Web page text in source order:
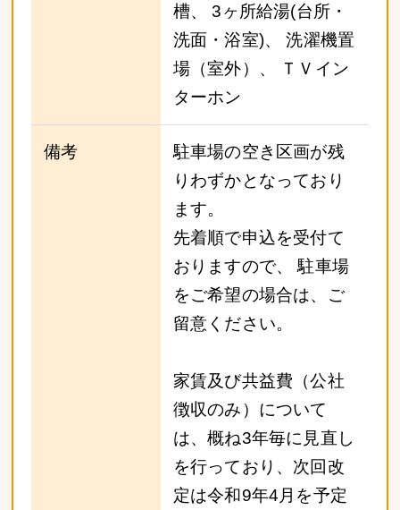
槽、 3ヶ所給湯(台所・
洗面・浴室)、 洗濯機置
場（室外）、 ＴＶイン
ターホン
備考
駐車場の空き区画が残
りわずかとなっており
ます。
先着順で申込を受付て
おりますので、 駐車場
をご希望の場合は、ご
留意ください。
家賃及び共益費（公社
徴収のみ）について
は、概ね3年毎に見直し
を行っており、次回改
定は令和9年4月を予定